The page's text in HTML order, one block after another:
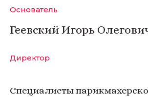
Основатель
Геевский Игорь
Директор
Специалисты